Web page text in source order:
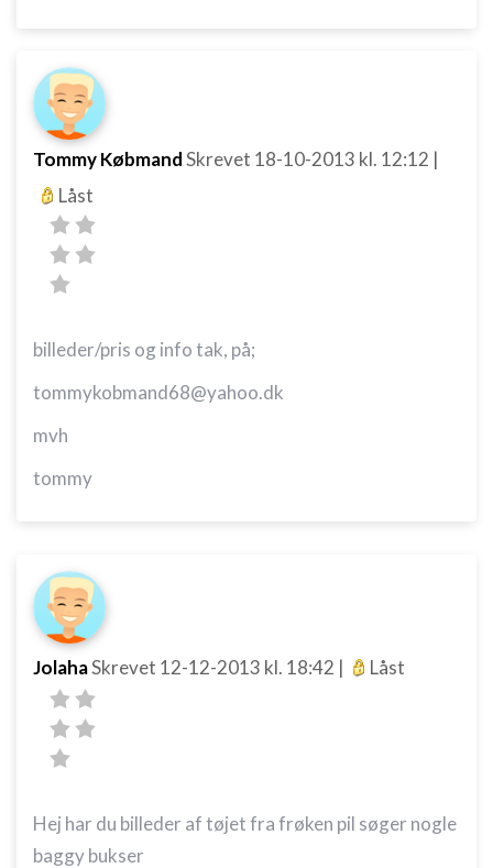
Tommy KøbmandSkrevet 18-10-2013 kl. 12:12 |
Låst
billeder/pris og info tak, på;
tommykobmand68@yahoo.dk
mvh
tommy
JolahaSkrevet 12-12-2013 kl. 18:42 | Låst
Hej har du billeder af tøjet fra frøken pil søger nogle
baggy bukser